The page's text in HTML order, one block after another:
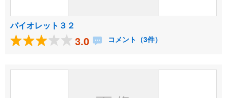
バイオレット３２
3.0 コメント（3件）